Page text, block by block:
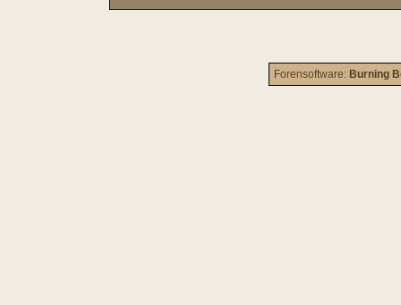
Forensoftware: Burning